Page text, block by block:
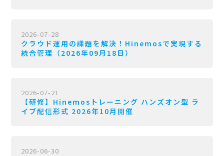
2026-07-28
クラウド運用の課題を解決！Hinemosで実現する
統合管理（2026年09月18日）
2026-07-21
【研修】Hinemosトレーニング ハンズオン型 ラ
イブ配信形式 2026年10月開催
2026-06-30